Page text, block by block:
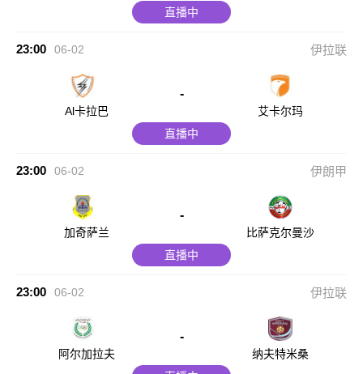
直播中
23:00 06-02 伊拉联
Al卡拉巴
-
艾卡尔玛
直播中
23:00 06-02 伊朗甲
加奇萨兰
-
比萨克尔曼沙
直播中
23:00 06-02 伊拉联
阿尔加拉夫
-
纳夫特米桑